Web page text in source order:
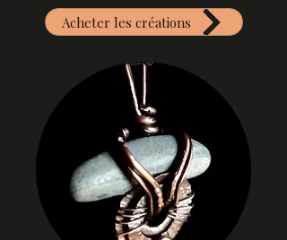
un seul exemplaire par création
Acheter les créations